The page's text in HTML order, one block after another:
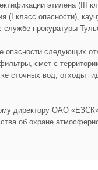
этилена (III
(I класс опасности),
прокуратуры
опасности следующих
смет с
сточных вод, отходы
директору ОАО
об охране